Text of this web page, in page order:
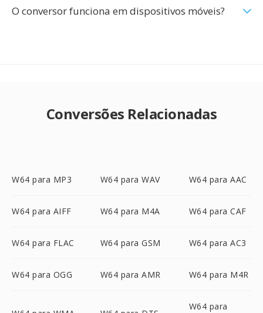
O conversor funciona em dispositivos móveis?
Conversões Relacionadas
W64 para MP3 W64 para WAV W64 para AAC
W64 para AIFF W64 para M4A W64 para CAF
W64 para FLAC W64 para GSM W64 para AC3
W64 para OGG W64 para AMR W64 para M4R
W64 para